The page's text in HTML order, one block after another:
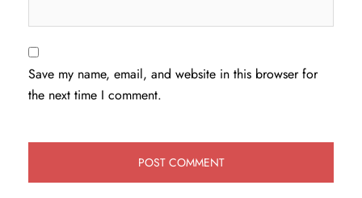
Save my name, email, and website in this browser for
the next time I comment.